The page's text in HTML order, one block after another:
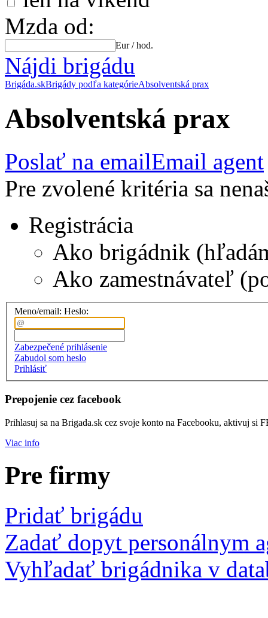
Mzda od:
Eur / hod.
Nájdi brigádu
Brigáda.skBrigády podľa kategórieAbsolventská prax
Absolventská prax
Poslať na emailEmail agent
Pre zvolené kritéria sa
Registrácia
Ako brigádnik
Ako zamestnávateľ
Meno/email: Heslo:
Zabezpečené prihlásenie
Zabudol som heslo
Prihlásiť
Prepojenie cez facebook
Prihlasuj sa na Brigada.sk cez svoje konto na Facebooku, aktivuj si
Viac info
Pre firmy
Pridať brigádu
Zadať dopyt personálnym
Vyhľadať brigádnika v